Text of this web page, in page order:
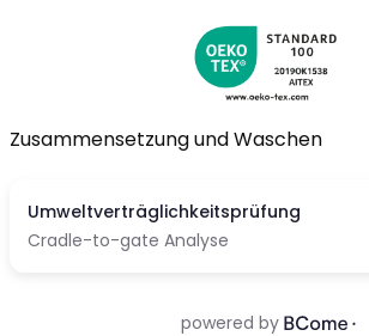
Kleidungsstück für den Kinderkleiderschrank.
Zusammensetzung und Waschen